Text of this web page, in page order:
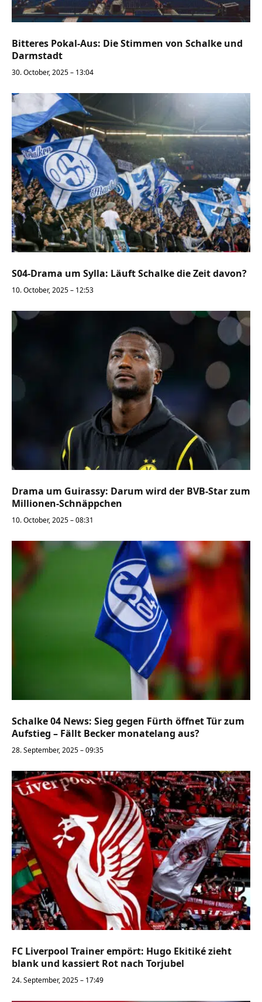
Bitteres Pokal-Aus: Die Stimmen von Schalke und
Darmstadt
30. October, 2025 – 13:04
S04-Drama um Sylla: Läuft Schalke die Zeit davon?
10. October, 2025 – 12:53
Drama um Guirassy: Darum wird der BVB-Star zum
Millionen-Schnäppchen
10. October, 2025 – 08:31
Schalke 04 News: Sieg gegen Fürth öffnet Tür zum
Aufstieg – Fällt Becker monatelang aus?
28. September, 2025 – 09:35
FC Liverpool Trainer empört: Hugo Ekitiké zieht
blank und kassiert Rot nach Torjubel
24. September, 2025 – 17:49